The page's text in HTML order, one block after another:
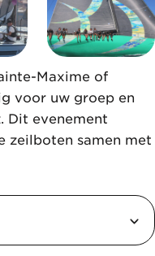
Maxime of
voor uw groep en
Dit evenement
zeilboten samen met